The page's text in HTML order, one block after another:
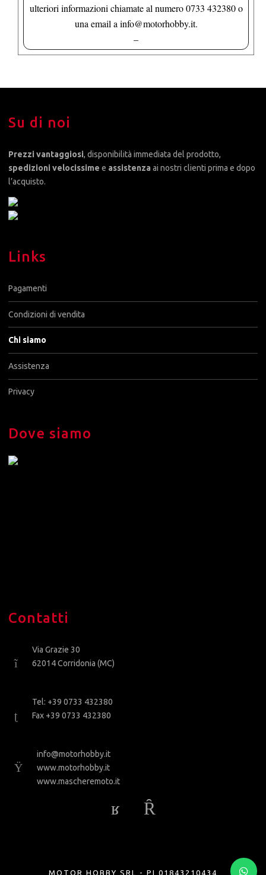
ulteriori informazioni chiamate al numero 0733 432380 o
una email a info@motorhobby.it.
–
Su di noi
Prezzi vantaggiosi, disponibilità immediata del prodotto,
spedizioni velocissime e assistenza ai nostri clienti prima e dopo
l’acquisto.
Links
Pagamenti
Condizioni di vendita
Chi siamo
Assistenza
Privacy
Dove siamo
Contatti
Via Grazie 30
62014 Corridonia (MC)
Tel: +39 0733 432380
Fax +39 0733 432380
info@motorhobby.it
www.motorhobby.it
www.mascheremoto.it
MOTOR HOBBY SRL - PI 01843210434